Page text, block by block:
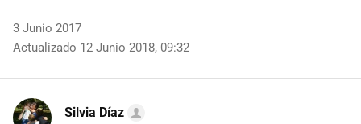
3 Junio 2017
Actualizado 12 Junio 2018, 09:32
Silvia Díaz